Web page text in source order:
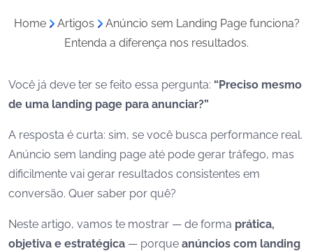
Home » Artigos » Anúncio sem Landing Page funciona?
Entenda a diferença nos resultados.
Você já deve ter se feito essa pergunta: “Preciso mesmo
de uma landing page para anunciar?”
A resposta é curta: sim, se você busca performance real.
Anúncio sem landing page até pode gerar tráfego, mas
dificilmente vai gerar resultados consistentes em
conversão. Quer saber por quê?
Neste artigo, vamos te mostrar — de forma prática,
objetiva e estratégica — porque anúncios com landing